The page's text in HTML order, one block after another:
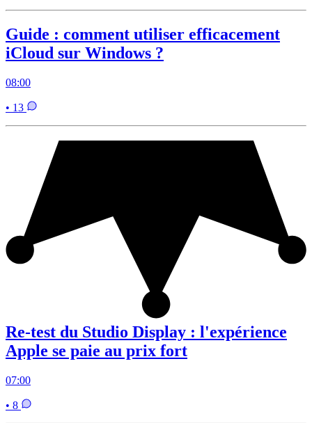
Guide : comment utiliser efficacement
iCloud sur Windows ?
08:00
• 13
Re-test du Studio Display : l'expérience
Apple se paie au prix fort
07:00
• 8